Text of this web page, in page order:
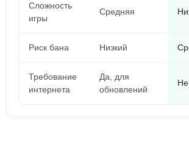
Сложность
игры
Средняя
Риск бана Низкий
Требование
интернета
Да, для
обновлений